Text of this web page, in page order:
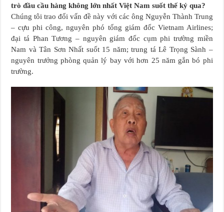
trò đầu cầu hàng không lớn nhất Việt Nam suốt thế kỷ qua?
Chúng tôi trao đổi vấn đề này với các ông Nguyễn Thành Trung
– cựu phi công, nguyên phó tổng giám đốc Vietnam Airlines;
đại tá Phan Tương – nguyên giám đốc cụm phi trường miền
Nam và Tân Sơn Nhất suốt 15 năm; trung tá Lê Trọng Sành –
nguyên trưởng phòng quản lý bay với hơn 25 năm gắn bó phi
trường.